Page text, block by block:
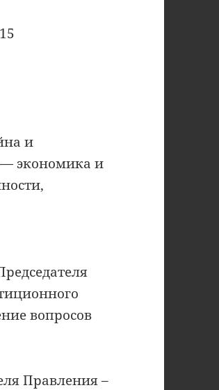
и
— экономика и
вопросов
Правления –